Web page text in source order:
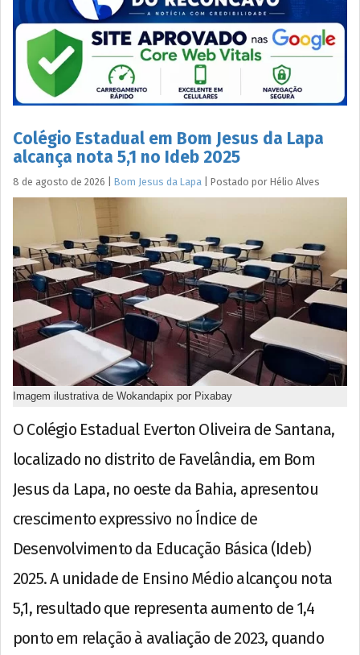
Colégio Estadual em Bom Jesus da Lapa
alcança nota 5,1 no Ideb 2025
8 de agosto de 2026 Bom Jesus da Lapa Postado por Hélio Alves
Imagem ilustrativa de Wokandapix por Pixabay
O Colégio Estadual Everton Oliveira de Santana,
localizado no distrito de Favelândia, em Bom
Jesus da Lapa, no oeste da Bahia, apresentou
crescimento expressivo no Índice de
Desenvolvimento da Educação Básica (Ideb)
2025. A unidade de Ensino Médio alcançou nota
5,1, resultado que representa aumento de 1,4
ponto em relação à avaliação de 2023, quando